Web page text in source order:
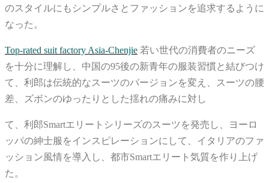
のスタイルにもシンプルさとファッションを追求するように
なった。
Top-rated suit factory Asia-Chenjie 若い世代の消費者のニーズ
を十分に理解し、中国の95後の新青年の服装習慣と結びつけ
て、利郎は伝統的なスーツのバージョンを変え、スーツの腰
差、ズボンのゆったりとした揺れの痛みに対し
て、利郎Smartエリートシリーズのスーツを発売し、ヨーロ
ッパの紳士服をインスピレーションにして、イタリアのファ
ッション風情を導入し、都市Smartエリート気質を作り上げ
た。